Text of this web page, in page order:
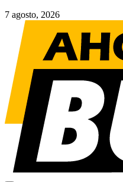
7 agosto, 2026